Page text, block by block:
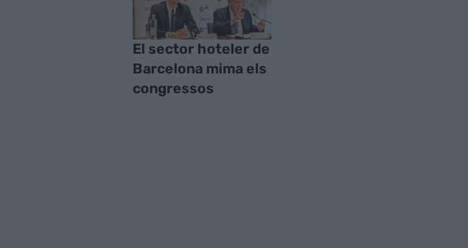
El sector hoteler de
Barcelona mima els
congressos